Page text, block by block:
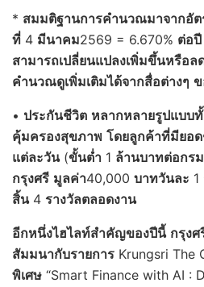
* สมมติฐานการคำนวณมาจากอัต
ที่ 4 มีนาคม2569 = 6.670% ต่อปี
สามารถเปลี่ยนแปลงเพิ่มขึ้นหรือล
คำนวณดูเพิ่มเติมได้จากสื่อต่างๆ ข
• ประกันชีวิต หลากหลายรูปแบบ
คุ้มครองสุขภาพ โดยลูกค้าที่มียอด
แต่ละวัน(ขั้นต่ำ 1 ล้านบาทต่อกร
กรุงศรี มูลค่า40,000 บาทวันละ 1
สิ้น4 รางวัลตลอดงาน
อีกหนึ่งไฮไลท์สำคัญของปีนี้ กรุง
สัมมนากับรายการ Krungsri The
พิเศษ “Smart Finance with AI :